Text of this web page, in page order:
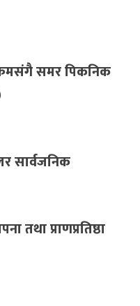
समर पिकनिक
सार्वजनिक
तथा प्राणप्रतिष्ठा